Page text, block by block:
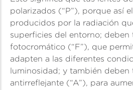
polarizados (“P”), porque así
producidos por la radiación
superficies del entorno; deben
fotocromático (“F”), que
adapten a las diferentes
luminosidad; y también deben
antirreflejante (“A”), para